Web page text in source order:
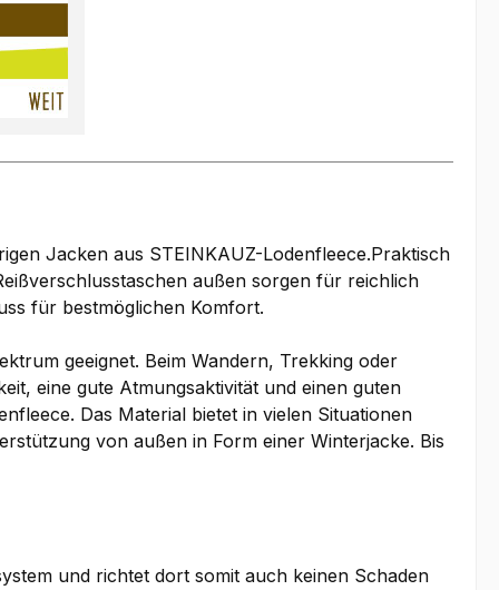
Jacken aus STEINKAUZ-Lodenfleece.Praktisch
außen sorgen für reichlich
für bestmöglichen Komfort.
geeignet. Beim Wandern, Trekking oder
eine gute Atmungsaktivität und einen guten
Das Material bietet in vielen Situationen
von außen in Form einer Winterjacke. Bis
und richtet dort somit auch keinen Schaden